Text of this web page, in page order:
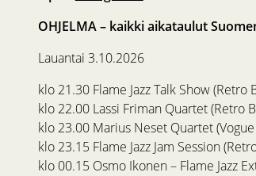
OHJELMA – kaikki aikataulut
Lauantai 3.10.2026
klo 21.30 Flame Jazz Talk Show (Retro
klo 22.00 Lassi Friman Quartet (Retro
klo 23.00 Marius Neset Quartet
klo 23.15 Flame Jazz Jam Session
klo 00.15 Osmo Ikonen – Flame Jazz